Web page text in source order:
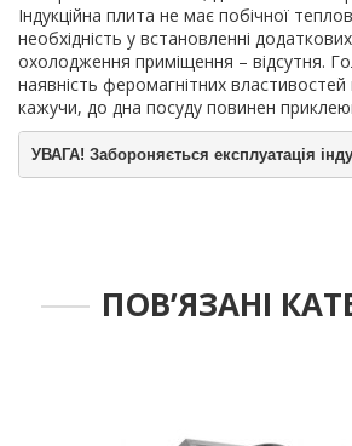
Індукційна плита не має побічної
необхідність у встановленні
охолодження приміщення – відсутня.
наявність феромагнітних
кажучи, до дна посуду повинен
УВАГА! Забороняється експлуатація
ПОВ’ЯЗАНІ